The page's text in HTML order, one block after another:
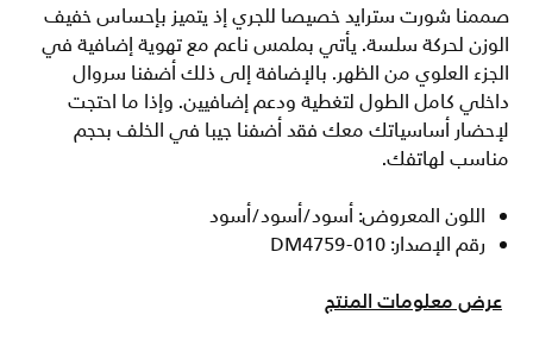
صممنا شورت سترايد خصيصا للجري إذ يتميز بإحساس خفيف
الوزن لحركة سلسة. يأتي بملمس ناعم مع تهوية إضافية في
الجزء العلوي من الظهر. بالإضافة إلى ذلك أضفنا سروال
داخلي كامل الطول لتغطية ودعم إضافيين. وإذا ما احتجت
لإحضار أساسياتك معك فقد أضفنا جيبا في الخلف بحجم
مناسب لهاتفك.
اللون المعروض: أسود/أسود/أسود
رقم الإصدار: DM4759-010
عرض معلومات المنتج